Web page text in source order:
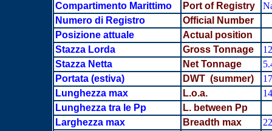
Compartimento Marittimo
Port of Registry
Numero di Registro
Official Number
Posizione attuale
Actual position
Stazza Lorda
Gross Tonnage
Stazza Netta
Net Tonnage
Portata(estiva) DWT (summer)
Lunghezza max
L.o.a.
Lunghezza tra le Pp
L. between Pp
Larghezza max
Breadth max